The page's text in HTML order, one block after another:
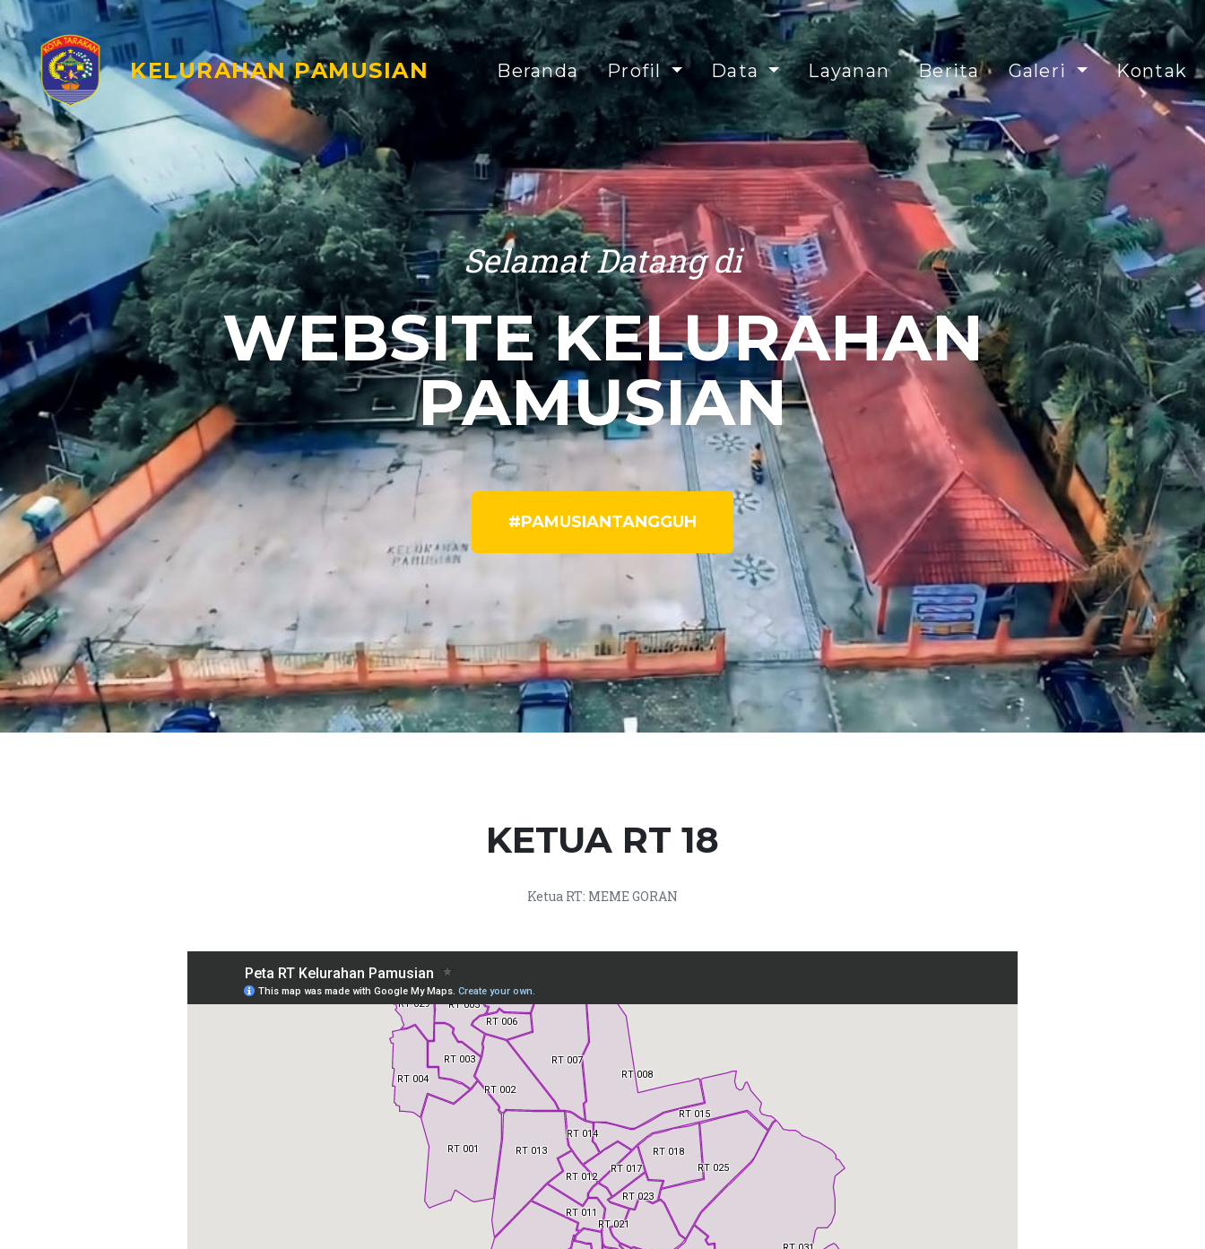
KELURAHAN PAMUSIAN Beranda Profil Data Layanan Berita Galeri Kontak
Selamat Datang di
WEBSITE KELURAHAN
PAMUSIAN
#PAMUSIANTANGGUH
KETUA RT 18
Ketua RT: MEME GORAN